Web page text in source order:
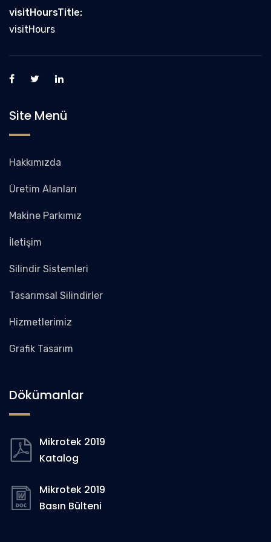
visitHoursTitle:
visitHours
Site Menü
Hakkımızda
Üretim Alanları
Makine Parkımız
İletişim
Silindir Sistemleri
Tasarımsal Silindirler
Hizmetlerimiz
Grafik Tasarım
Dökümanlar
Mikrotek 2019
Katalog
Mikrotek 2019
Basın Bülteni